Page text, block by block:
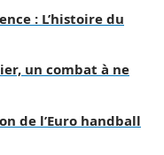
: L’histoire du
un combat à ne
de l’Euro handball